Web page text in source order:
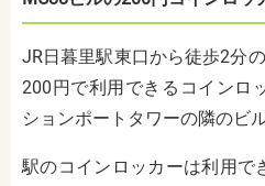
JR日暮里駅東口から徒歩2分
200円で利用できるコインロ
ションポートタワーの隣のビル
駅のコインロッカーは利用で